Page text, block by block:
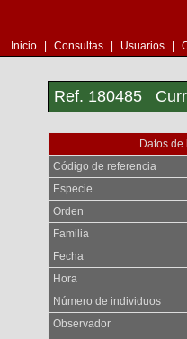
Inicio Consultas Usuarios
Ref. 180485
Datos
Código de referencia
Especie
Orden
Familia
Fecha
Hora
Número de individuos
Observador